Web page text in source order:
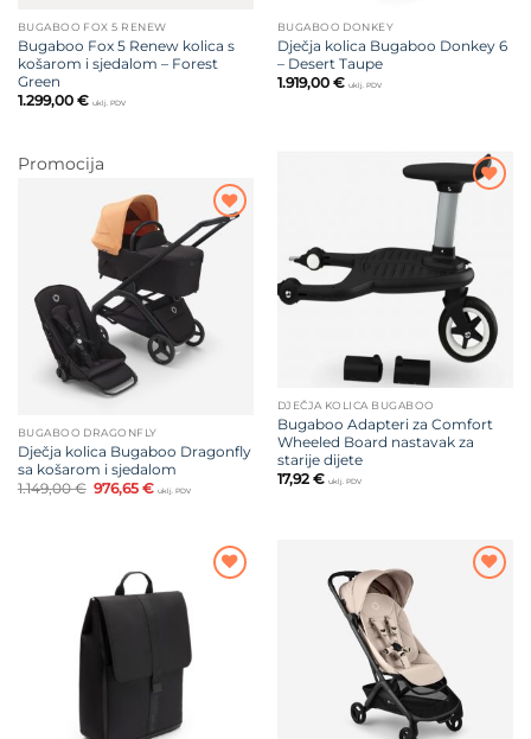
BUGABOO FOX 5 RENEW
Bugaboo Fox 5 Renew kolica s
košarom i sjedalom – Forest
Green
1.299,00 € uklj. PDV
BUGABOO DONKEY
Dječja kolica Bugaboo Donkey 6
– Desert Taupe
1.919,00 € uklj. PDV
Promocija
Dodajte
na listu
BUGABOO DRAGONFLY
Dječja kolica Bugaboo Dragonfly
sa košarom i sjedalom
1.149,00€ Izvorna
cijena
976,65€Trenutna
uklj. PDV
Dodajte
na listu
DJEČJA KOLICA BUGABOO
Bugaboo Adapteri za Comfort
Wheeled Board nastavak za
starije dijete
17,92 € uklj. PDV